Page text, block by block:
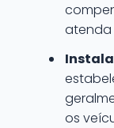
atenda
os